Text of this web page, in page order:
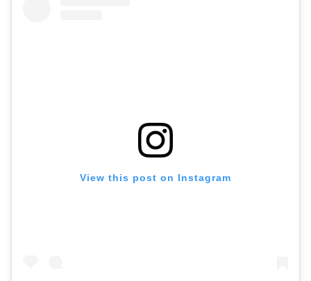
View this post on Instagram